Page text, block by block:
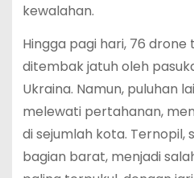
kewalahan.
Hingga pagi hari, 76
ditembak jatuh oleh
Ukraina. Namun, puluhan
melewati pertahanan,
di sejumlah kota. Ternopil,
bagian barat, menjadi